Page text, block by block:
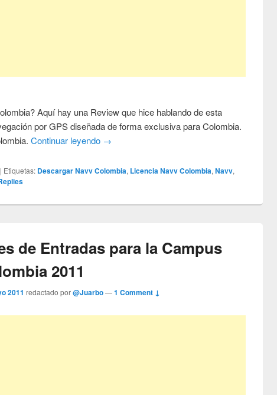
Aquí hay una Review que hice hablando de esta
por GPS diseñada de forma exclusiva para Colombia.
Continuar leyendo →
| Etiquetas: Descargar Navv Colombia, Licencia Navv Colombia,Navv,
de Entradas para la Campus
2011
2011 redactado por@Juarbo—1 Comment ↓